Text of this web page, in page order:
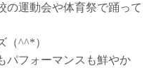
の運動会や体育祭で踊って
（^^*）
パフォーマンスも鮮やか